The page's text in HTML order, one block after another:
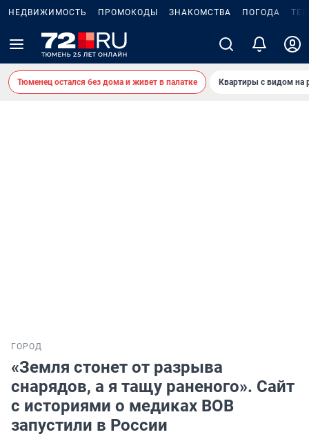
НЕДВИЖИМОСТЬ ПРОМОКОДЫ ЗНАКОМСТВА ПОГОДА
Тюменец остался без дома и живет в палатке Квартиры с видом на
ГОРОД
«Земля стонет от разрыва
снарядов, а я тащу раненого». Сайт
с историями о медиках ВОВ
запустили в России